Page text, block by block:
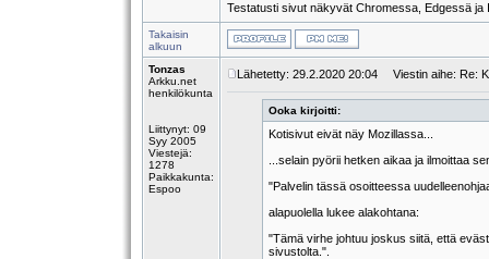
Testatusti sivut näkyvät Chromessa, Edgessä ja
Takaisin
alkuun
Tonzas
Arkku.net
henkilökunta
Liittynyt: 09
Syy 2005
Viestejä:
1278
Paikkakunta:
Espoo
Lähetetty: 29.2.2020 20:04 Viestin aihe: Re:
Ooka kirjoitti:
Kotisivut eivät näy Mozillassa...
...selain pyörii hetken aikaa ja ilmoittaa
"Palvelin tässä osoitteessa
alapuolella lukee alakohtana:
"Tämä virhe johtuu joskus siitä, että
sivustolta.".